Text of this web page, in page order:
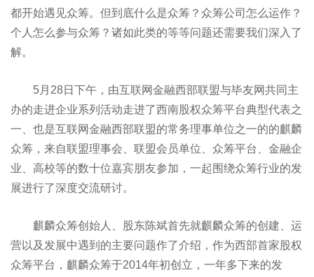
都开始遇见众筹。但到底什么是众筹？众筹公司怎么运作？
个人怎么参与众筹？诸如此类的等等问题还需要我们深入了
解。
5月28日下午，由互联网金融西部联盟与毕友网共同主
办的走进企业系列活动走进了西南股权众筹平台典型代表之
一、也是互联网金融西部联盟的常务理事单位之一的的麒麟
众筹，来自联盟理事会、联盟会员单位、众筹平台、金融企
业、高校等的数十位嘉宾朋友参加，一起围绕众筹行业的发
展进行了深度交流研讨。
麒麟众筹创始人、股东陈斌首先就麒麟众筹的创建、运
营以及发展中遇到的主要问题作了介绍，作为西部首家股权
众筹平台，麒麟众筹于2014年初创立，一年多下来的发